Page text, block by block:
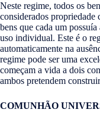
Neste regime, todos os
considerados propriedade
bens que cada um
uso individual. Este é o
automaticamente na
regime pode ser uma
começam a vida a dois
ambos pretendem
COMUNHÃO